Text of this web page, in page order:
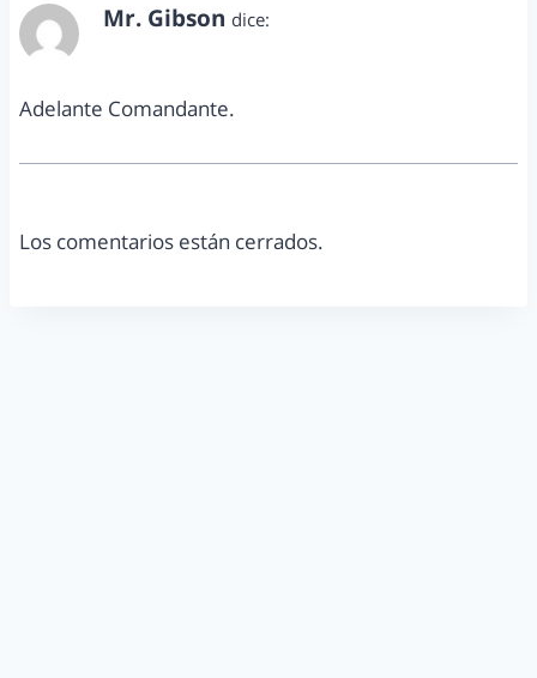
Mr. Gibson dice:
Adelante Comandante.
Los comentarios están cerrados.